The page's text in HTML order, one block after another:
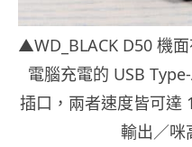
▲WD_BLACK D50 機
電腦充電的 USB
插口，兩者速度皆可
輸出／咪